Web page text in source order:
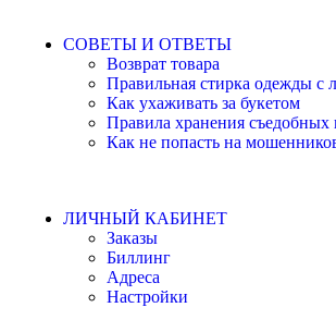
СОВЕТЫ И ОТВЕТЫ
Возврат товара
Правильная стирка одежды с
Как ухаживать за букетом
Правила хранения съедобных
Как не попасть на
ЛИЧНЫЙ КАБИНЕТ
Заказы
Биллинг
Адреса
Настройки